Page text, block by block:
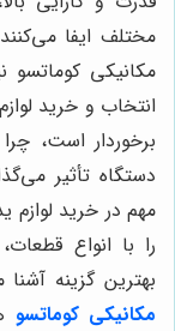
مختلف ایفا
مکانیکی کوماتسو
انتخاب و خرید
برخوردار است،
دستگاه تأثیر
مهم در خرید لوازم
را با انواع
بهترین گزینه
مکانیکی کوماتسو